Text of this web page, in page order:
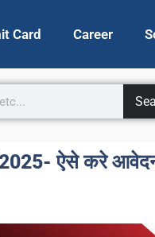
Card Career
2025- ऐसे करे